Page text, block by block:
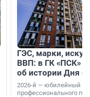
ГЭС, марки,
ВВП: в ГК «ПСК»
об истории Дня
2026-й — юбилейный
профессионального